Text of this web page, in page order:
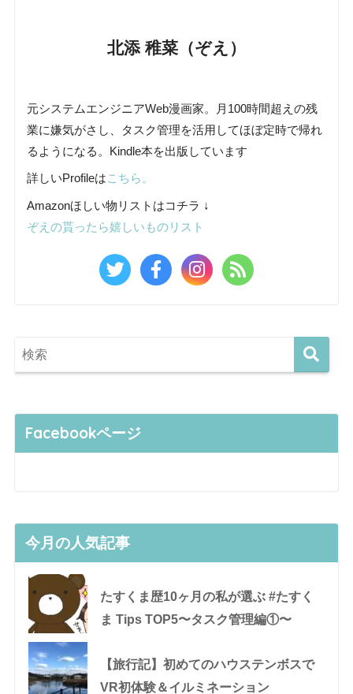
北添 稚菜（ぞえ）
元システムエンジニアWeb漫画家。月100時間超えの残
業に嫌気がさし、タスク管理を活用してほぼ定時で帰れ
るようになる。Kindle本を出版しています
詳しいProfileはこちら。
Amazonほしい物リストはコチラ ↓
ぞえの貰ったら嬉しいものリスト
Facebookページ
今月の人気記事
たすくま歴10ヶ月の私が選ぶ #たすく
ま Tips TOP5〜タスク管理編①〜
【旅行記】初めてのハウステンボスで
VR初体験＆イルミネーション